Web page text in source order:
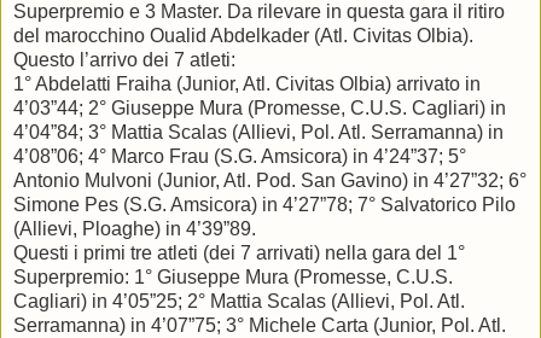
Superpremio e 3 Master. Da rilevare in questa gara il ritiro
del marocchino Oualid Abdelkader (Atl. Civitas Olbia).
Questo l’arrivo dei 7 atleti:
1° Abdelatti Fraiha (Junior, Atl. Civitas Olbia) arrivato in
4’03”44; 2° Giuseppe Mura (Promesse, C.U.S. Cagliari) in
4’04”84; 3° Mattia Scalas (Allievi, Pol. Atl. Serramanna) in
4’08”06; 4° Marco Frau (S.G. Amsicora) in 4’24”37; 5°
Antonio Mulvoni (Junior, Atl. Pod. San Gavino) in 4’27”32; 6°
Simone Pes (S.G. Amsicora) in 4’27”78; 7° Salvatorico Pilo
(Allievi, Ploaghe) in 4’39”89.
Questi i primi tre atleti (dei 7 arrivati) nella gara del 1°
Superpremio: 1° Giuseppe Mura (Promesse, C.U.S.
Cagliari) in 4’05”25; 2° Mattia Scalas (Allievi, Pol. Atl.
Serramanna) in 4’07”75; 3° Michele Carta (Junior, Pol. Atl.